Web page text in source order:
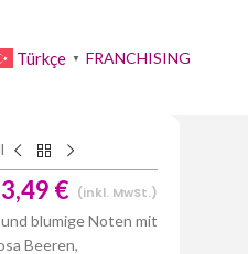
Türkçe ▼ FRANCHISING
€ (inkl. MwSt.)
blumige Noten mit
Beeren,